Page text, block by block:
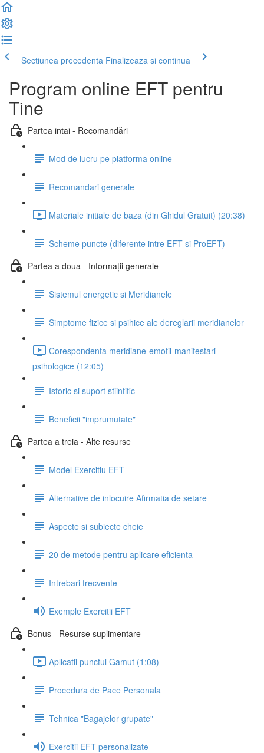
Sectiunea precedenta Finalizeaza si continua
Program online EFT pentru
Tine
Partea intai - Recomandări
Mod de lucru pe platforma online
Recomandari generale
Materiale initiale de baza (din Ghidul Gratuit) (20:38)
Scheme puncte (diferente intre EFT si ProEFT)
Partea a doua - Informații generale
Sistemul energetic si Meridianele
Simptome fizice si psihice ale dereglarii meridianelor
Corespondenta meridiane-emotii-manifestari
psihologice (12:05)
Istoric si suport stiintific
Beneficii "imprumutate"
Partea a treia - Alte resurse
Model Exercitiu EFT
Alternative de inlocuire Afirmatia de setare
Aspecte si subiecte cheie
20 de metode pentru aplicare eficienta
Intrebari frecvente
Exemple Exercitii EFT
Bonus - Resurse suplimentare
Aplicatii punctul Gamut (1:08)
Procedura de Pace Personala
Tehnica "Bagajelor grupate"
Exercitii EFT personalizate